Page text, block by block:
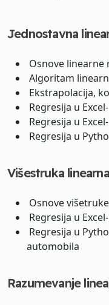
Jednostavna
Osnove linearne
Algoritam
Ekstrapolacija,
Regresija u
Regresija u
Regresija u
Višestruka
Osnove
Regresija u
Regresija u
automobila
Razumevanje